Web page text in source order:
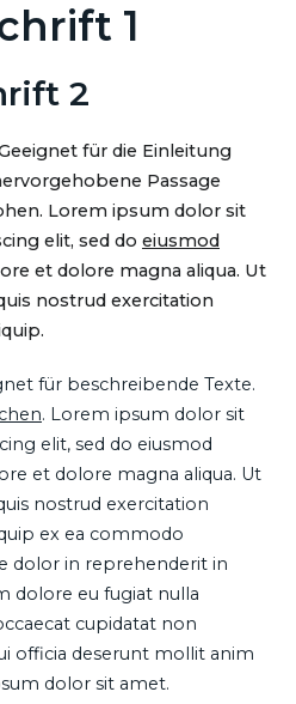
1
2
für die Einleitung
Passage
Lorem ipsum dolor sit
elit, sed do eiusmod
et dolore magna aliqua. Ut
nostrud exercitation
für beschreibende Texte.
. Lorem ipsum dolor sit
elit, sed do eiusmod
et dolore magna aliqua. Ut
nostrud exercitation
ex ea commodo
dolor in reprehenderit in
dolore eu fugiat nulla
cupidatat non
officia deserunt mollit anim
dolor sit amet.